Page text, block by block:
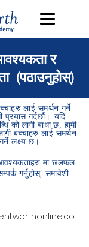
र
(पठाउनुहोस्)
लाई समर्थन गर्ने
प्रयास गर्दछौं। यदि
कोलागी बाधा छ, हामी
बच्चाहरु लाई समर्थन
लक्ष्य छ।
आवश्यकताहरु मा छलफल
गर्नुहोस् समावेशी